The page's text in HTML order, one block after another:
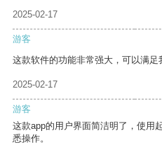
2025-02-17
游客
这款软件的功能非常强大，可以满足
2025-02-17
游客
这款app的用户界面简洁明了，使用
悉操作。